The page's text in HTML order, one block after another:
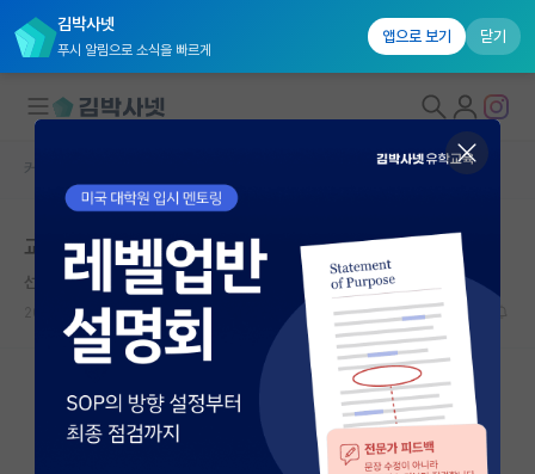
김박사넷
푸시 알림으로 소식을 빠르게
앱으로 보기 닫기
대학원생 모집
국내대학원 정보
연구실&오픈랩
커뮤니티
커뮤니티 홈
전체글보기
커뮤니티 홈
교수에 대한 동경심에 의한 망상이 있나요?
선량한 토마스 홉스
2026.05.20 9 2265